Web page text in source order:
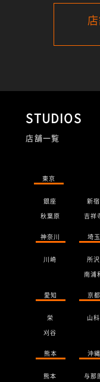
STUDIOS
店舗一覧
東京
銀座 新宿
秋葉原
吉祥
神奈川 埼玉
川崎 所沢
南浦
愛知 京都
栄 山科
刈谷
熊本 沖縄
熊本 与那